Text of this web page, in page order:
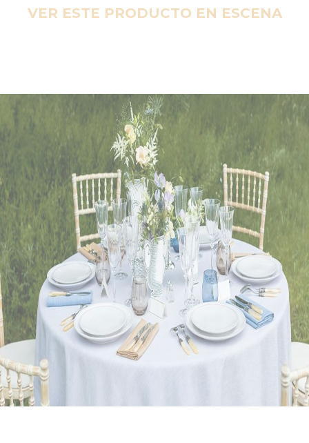
VER ESTE PRODUCTO EN ESCENA